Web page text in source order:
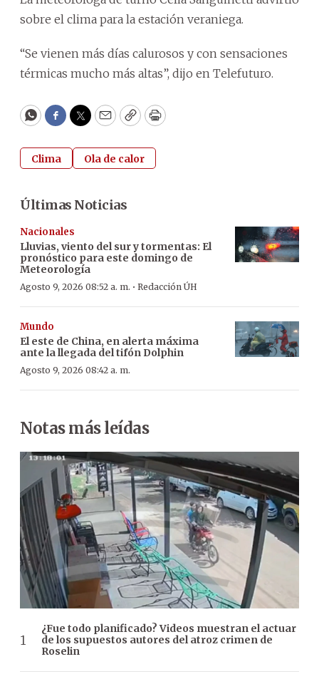
sobre el clima para la estación veraniega.
“Se vienen más días calurosos y con sensaciones
térmicas mucho más altas”, dijo en Telefuturo.
WhatsApp
Facebook
Twitter
EmailCopyPrint
Clima Ola de calor
Últimas Noticias
Nacionales
Lluvias, viento del sur y tormentas: El
pronóstico para este domingo de
Meteorología
Agosto 9, 2026 08:52 a. m. · Redacción ÚH
Mundo
El este de China, en alerta máxima
ante la llegada del tifón Dolphin
Agosto 9, 2026 08:42 a. m.
Notas más leídas
¿Fue todo planificado? Videos muestran el actuar
de los supuestos autores del atroz crimen de
Roselin